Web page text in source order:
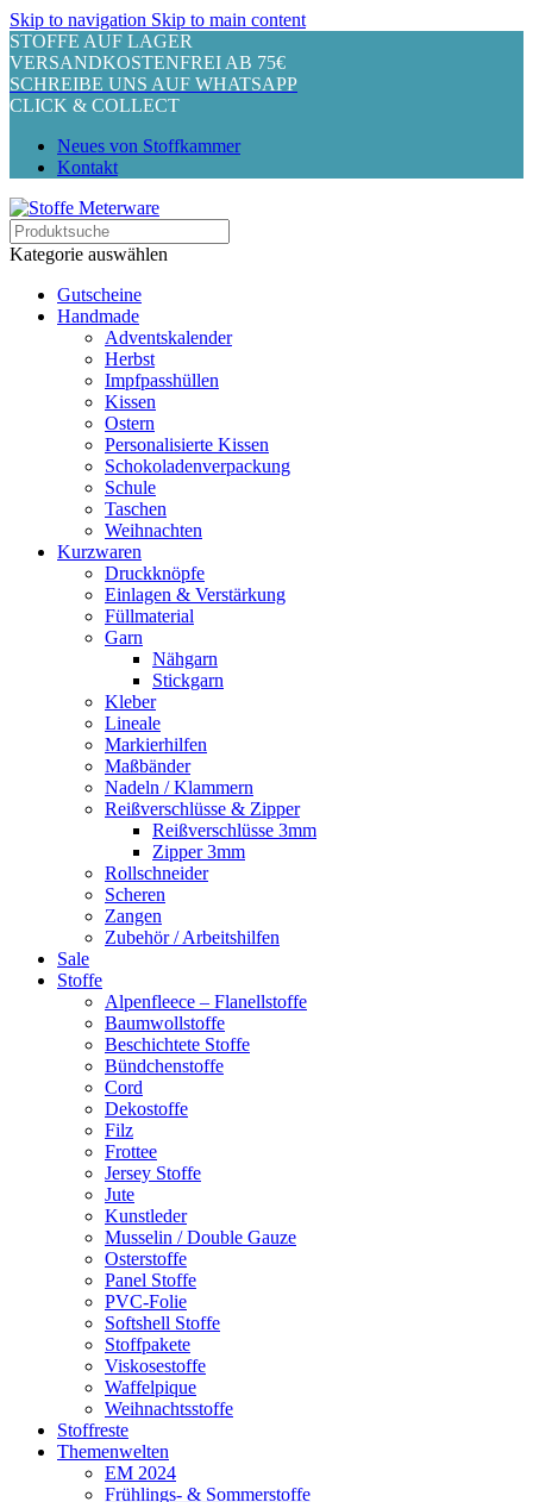
Skip to navigation Skip to main content
STOFFE AUF LAGER
VERSANDKOSTENFREI AB 75€
SCHREIBE UNS AUF WHATSAPP
CLICK & COLLECT
Neues von Stoffkammer
Kontakt
Kategorie auswählen
Gutscheine
Handmade
Adventskalender
Herbst
Impfpasshüllen
Kissen
Ostern
Personalisierte Kissen
Schokoladenverpackung
Schule
Taschen
Weihnachten
Kurzwaren
Druckknöpfe
Einlagen & Verstärkung
Füllmaterial
Garn
Nähgarn
Stickgarn
Kleber
Lineale
Markierhilfen
Maßbänder
Nadeln / Klammern
Reißverschlüsse & Zipper
Reißverschlüsse 3mm
Zipper 3mm
Rollschneider
Scheren
Zangen
Zubehör / Arbeitshilfen
Sale
Stoffe
Alpenfleece – Flanellstoffe
Baumwollstoffe
Beschichtete Stoffe
Bündchenstoffe
Cord
Dekostoffe
Filz
Frottee
Jersey Stoffe
Jute
Kunstleder
Musselin / Double Gauze
Osterstoffe
Panel Stoffe
PVC-Folie
Softshell Stoffe
Stoffpakete
Viskosestoffe
Waffelpique
Weihnachtsstoffe
Stoffreste
Themenwelten
EM 2024
Frühlings- & Sommerstoffe